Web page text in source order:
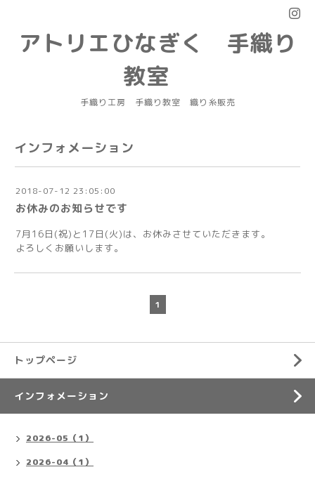
アトリエひなぎく 手織り
教室
手織り工房 手織り教室 織り糸販売
インフォメーション
2018-07-12 23:05:00
お休みのお知らせです
7月16日(祝)と17日(火)は、お休みさせていただきます。
よろしくお願いします。
1
トップページ
インフォメーション
2026-05（1）
2026-04（1）